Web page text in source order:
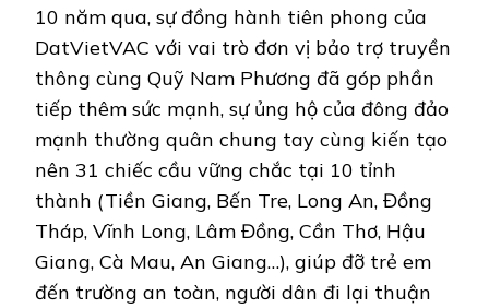
10 năm qua, sự đồng hành tiên phong của
DatVietVAC với vai trò đơn vị bảo trợ truyền
thông cùng Quỹ Nam Phương đã góp phần
tiếp thêm sức mạnh, sự ủng hộ của đông đảo
mạnh thường quân chung tay cùng kiến tạo
nên 31 chiếc cầu vững chắc tại 10 tỉnh
thành (Tiền Giang, Bến Tre, Long An, Đồng
Tháp, Vĩnh Long, Lâm Đồng, Cần Thơ, Hậu
Giang, Cà Mau, An Giang…), giúp đỡ trẻ em
đến trường an toàn, người dân đi lại thuận